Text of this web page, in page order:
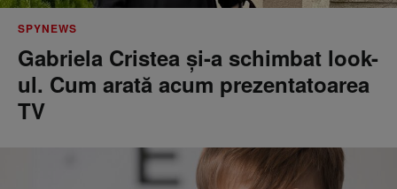
SPYNEWS
Gabriela Cristea și-a schimbat look-
ul. Cum arată acum prezentatoarea
TV